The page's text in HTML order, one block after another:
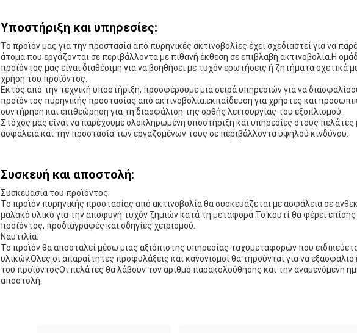
Υποστήριξη και υπηρεσίες:
Το προϊόν μας για την προστασία από πυρηνικές ακτινοβολίες έχει σχεδιαστεί για να
άτομα που εργάζονται σε περιβάλλοντα με πιθανή έκθεση σε επιβλαβή ακτινοβολία.Η
προϊόντος μας είναι διαθέσιμη για να βοηθήσει με τυχόν ερωτήσεις ή ζητήματα σχετικά
χρήση του προϊόντος.
Εκτός από την τεχνική υποστήριξη, προσφέρουμε μια σειρά υπηρεσιών για να
προϊόντος πυρηνικής προστασίας από ακτινοβολία.εκπαίδευση για χρήστες και
συντήρηση και επιθεώρηση για τη διασφάλιση της ορθής λειτουργίας του εξοπλισμού.
Στόχος μας είναι να παρέχουμε ολοκληρωμένη υποστήριξη και υπηρεσίες στους πελάτες
ασφάλεια και την προστασία των εργαζομένων τους σε περιβάλλοντα υψηλού κινδύνου.
Συσκευή και αποστολή:
Συσκευασία του προϊόντος:
Το προϊόν πυρηνικής προστασίας από ακτινοβολία θα συσκευάζεται με ασφάλεια σε
μαλακό υλικό για την αποφυγή τυχόν ζημιών κατά τη μεταφορά.Το κουτί θα φέρει
προϊόντος, προδιαγραφές και οδηγίες χειρισμού.
Ναυτιλία:
Το προϊόν θα αποσταλεί μέσω μιας αξιόπιστης υπηρεσίας ταχυμεταφορών που
υλικών.Όλες οι απαραίτητες προφυλάξεις και κανονισμοί θα τηρούνται για να
του προϊόντοςΟι πελάτες θα λάβουν τον αριθμό παρακολούθησης και την αναμενόμενη
αποστολή.